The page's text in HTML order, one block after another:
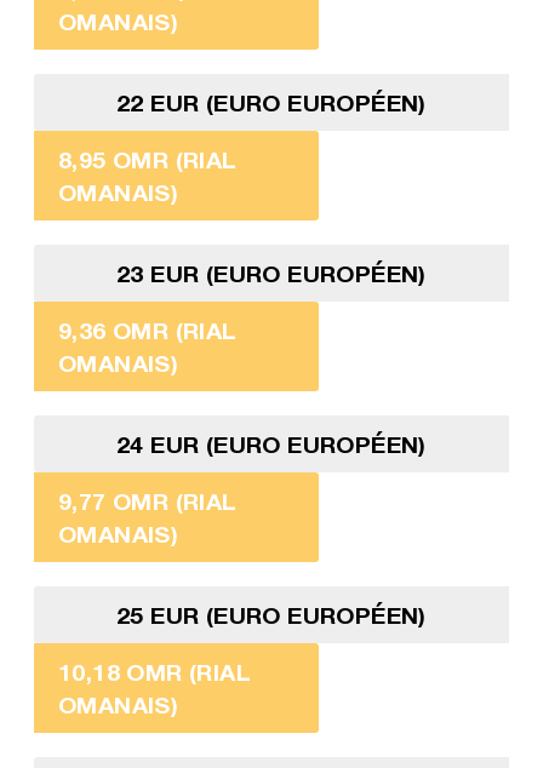
OMANAIS)
22 EUR (EURO EUROPÉEN)
8,95 OMR (RIAL
OMANAIS)
23 EUR (EURO EUROPÉEN)
9,36 OMR (RIAL
OMANAIS)
24 EUR (EURO EUROPÉEN)
9,77 OMR (RIAL
OMANAIS)
25 EUR (EURO EUROPÉEN)
10,18 OMR (RIAL
OMANAIS)